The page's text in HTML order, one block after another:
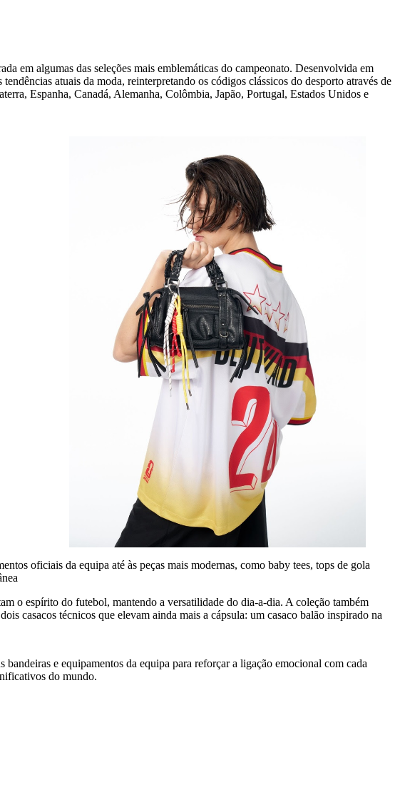
em algumas das seleções mais emblemáticas do campeonato. Desenvolvida em
atuais da moda, reinterpretando os códigos clássicos do desporto através de
Espanha, Canadá, Alemanha, Colômbia, Japão, Portugal, Estados Unidos e
oficiais da equipa até às peças mais modernas, como baby tees, tops de gola
o espírito do futebol, mantendo a versatilidade do dia-a-dia. A coleção também
casacos técnicos que elevam ainda mais a cápsula: um casaco balão inspirado na
e equipamentos da equipa para reforçar a ligação emocional com cada
do mundo.